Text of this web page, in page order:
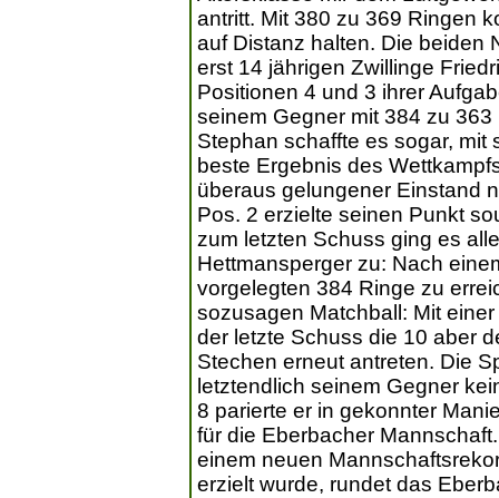
antritt. Mit 380 zu 369 Ringen
auf Distanz halten. Die beiden
erst 14 jährigen Zwillinge
Positionen 4 und 3 ihrer
seinem Gegner mit 384 zu
Stephan schaffte es sogar,
beste Ergebnis des
überaus gelungener Einstand
Pos. 2 erzielte seinen Punkt
zum letzten Schuss ging es
Hettmansperger zu: Nach
vorgelegten 384 Ringe zu
sozusagen Matchball: Mit
der letzte Schuss die 10 aber
Stechen erneut antreten. Die
letztendlich seinem Gegner
8 parierte er in gekonnter
für die Eberbacher
einem neuen
erzielt wurde, rundet das